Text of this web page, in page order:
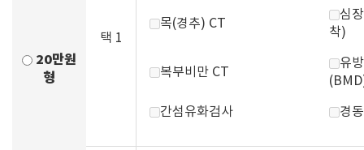
20만원
형
택 1
목(경추) CT
심
착)
복부비만 CT
유
간섬유화검사 경